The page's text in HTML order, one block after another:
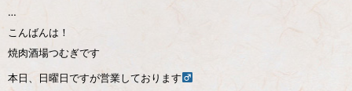
…
こんばんは！
焼肉酒場つむぎです
本日、日曜日ですが営業しております‍